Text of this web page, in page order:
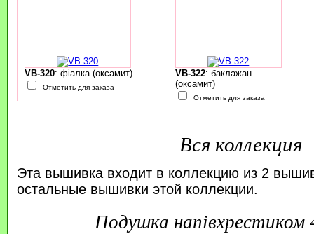
VB-320: фіалка (оксамит)
Отметить для заказа
VB-322: баклажан
(оксамит)
Отметить для заказа
Вся коллекция
Эта вышивка входит в коллекцию из 2
остальные вышивки этой коллекции.
подушка